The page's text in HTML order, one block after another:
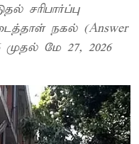
சரிபார்ப்பு
நகல் (Answer
முதல் மே 27, 2026